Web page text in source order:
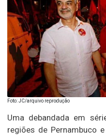
Foto: JC/arquivo reprodução
Uma debandada em
regiões de Pernambuco